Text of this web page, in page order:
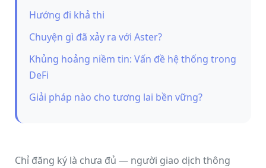
Hướng đi khả thi
Chuyện gì đã xảy ra với Aster?
Khủng hoảng niềm tin: Vấn đề hệ thống trong
DeFi
Giải pháp nào cho tương lai bền vững?
Chỉ đăng ký là chưa đủ — người giao dịch thông